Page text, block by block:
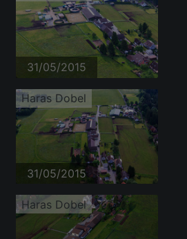
31/05/2015
Haras Dobel
31/05/2015
Haras Dobel